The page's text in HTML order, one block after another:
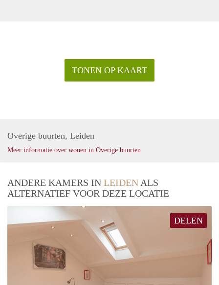
TONEN OP KAART
Overige buurten, Leiden
Meer informatie over wonen in Overige buurten
ANDERE KAMERS IN LEIDEN ALS
ALTERNATIEF VOOR DEZE LOCATIE
DELEN